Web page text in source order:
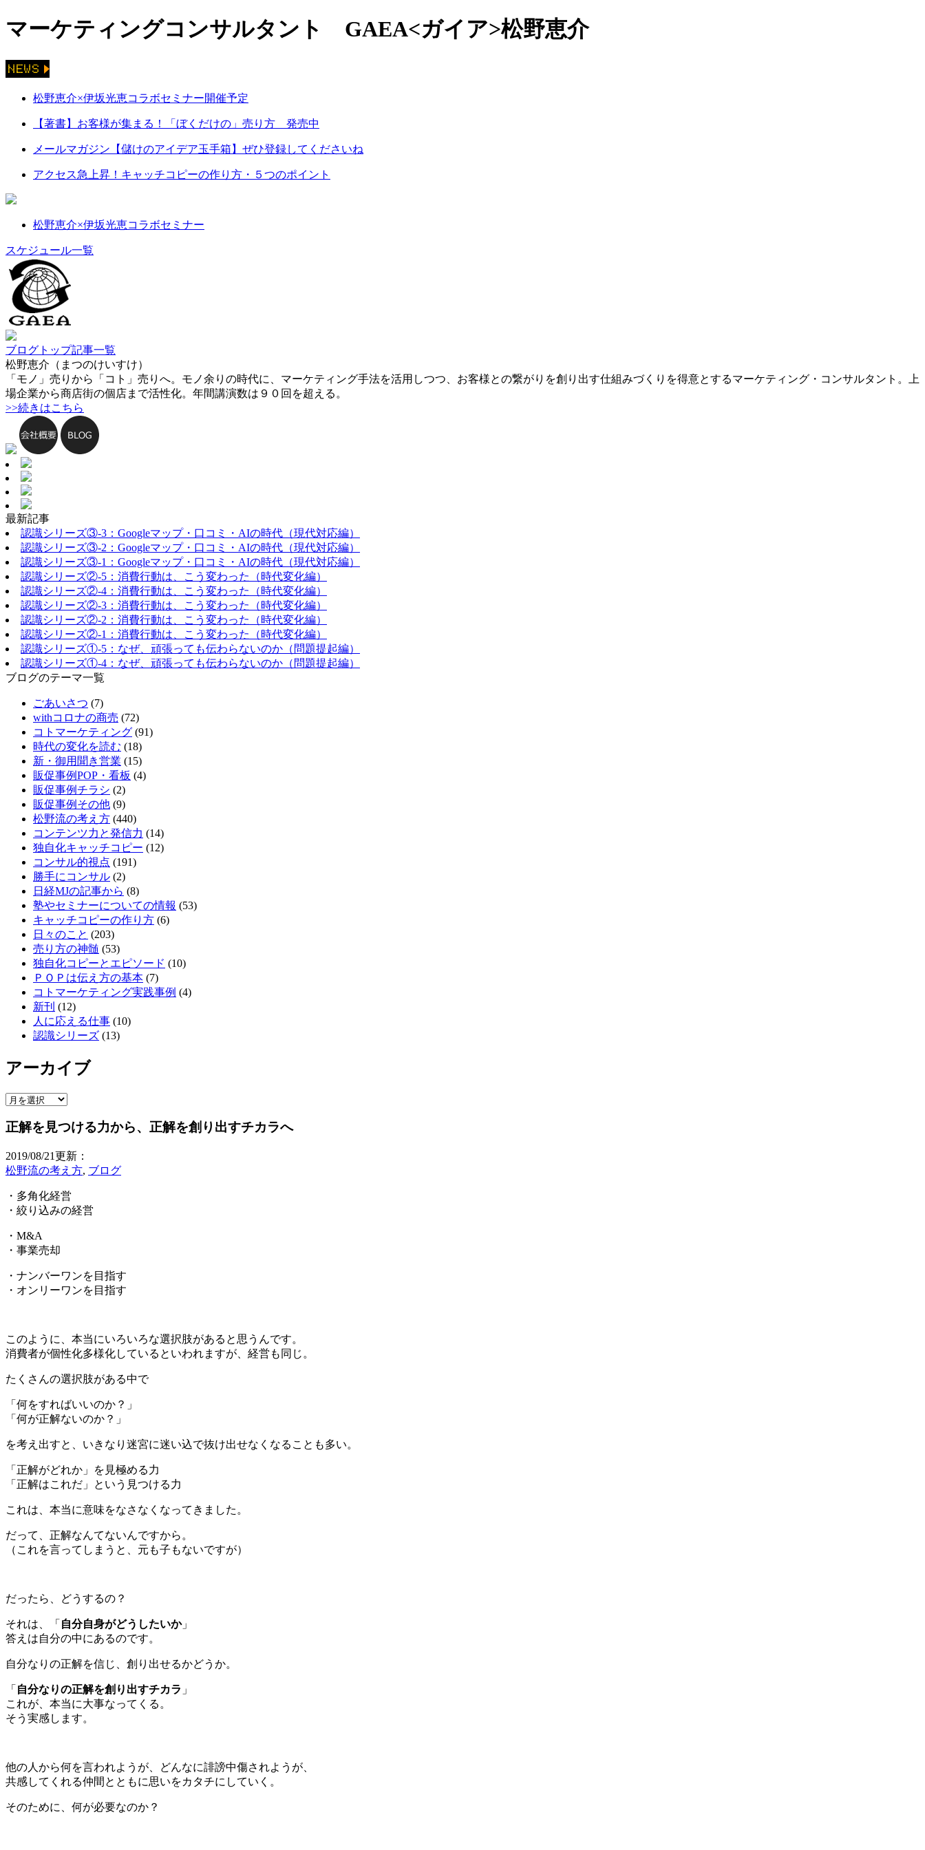
マーケティングコンサルタント GAEA<ガイア>松野恵介
松野恵介×伊坂光恵コラボセミナー開催予定
【著書】お客様が集まる！「ぼくだけの」売り方 発売中
メールマガジン【儲けのアイデア玉手箱】ぜひ登録してくださいね
アクセス急上昇！キャッチコピーの作り方・５つのポイント
松野恵介×伊坂光恵コラボセミナー
スケジュール一覧
ブログトップ記事一覧
松野恵介（まつのけいすけ）
「モノ」売りから「コト」売りへ。モノ余りの時代に、マーケティング手法を活用しつつ、お客様との繋がりを創り出す仕組みづくりを得意とするマーケティング・コンサルタント。上
場企業から商店街の個店まで活性化。年間講演数は９０回を超える。
>>続きはこちら
最新記事
認識シリーズ③-3：Googleマップ・口コミ・AIの時代（現代対応編）
認識シリーズ③-2：Googleマップ・口コミ・AIの時代（現代対応編）
認識シリーズ③-1：Googleマップ・口コミ・AIの時代（現代対応編）
認識シリーズ②-5：消費行動は、こう変わった（時代変化編）
認識シリーズ②-4：消費行動は、こう変わった（時代変化編）
認識シリーズ②-3：消費行動は、こう変わった（時代変化編）
認識シリーズ②-2：消費行動は、こう変わった（時代変化編）
認識シリーズ②-1：消費行動は、こう変わった（時代変化編）
認識シリーズ①-5：なぜ、頑張っても伝わらないのか（問題提起編）
認識シリーズ①-4：なぜ、頑張っても伝わらないのか（問題提起編）
ブログのテーマ一覧
ごあいさつ (7)
withコロナの商売 (72)
コトマーケティング (91)
時代の変化を読む (18)
新・御用聞き営業 (15)
販促事例POP・看板 (4)
販促事例チラシ (2)
販促事例その他 (9)
松野流の考え方 (440)
コンテンツ力と発信力 (14)
独自化キャッチコピー (12)
コンサル的視点 (191)
勝手にコンサル (2)
日経MJの記事から (8)
塾やセミナーについての情報 (53)
キャッチコピーの作り方 (6)
日々のこと (203)
売り方の神髄 (53)
独自化コピーとエピソード (10)
ＰＯＰは伝え方の基本 (7)
コトマーケティング実践事例 (4)
新刊 (12)
人に応える仕事 (10)
認識シリーズ (13)
アーカイブ
ア
カ
ブ
正解を見つける力から、正解を創り出すチカラへ
2019/08/21更新：
松野流の考え方, ブログ
・多角化経営
・絞り込みの経営
・M&A
・事業売却
・ナンバーワンを目指す
・オンリーワンを目指す
このように、本当にいろいろな選択肢があると思うんです。
消費者が個性化多様化しているといわれますが、経営も同じ。
たくさんの選択肢がある中で
「何をすればいいのか？」
「何が正解ないのか？」
を考え出すと、いきなり迷宮に迷い込で抜け出せなくなることも多い。
「正解がどれか」を見極める力
「正解はこれだ」という見つける力
これは、本当に意味をなさなくなってきました。
だって、正解なんてないんですから。
（これを言ってしまうと、元も子もないですが）
だったら、どうするの？
それは、「 自分自身がどうしたいか」
答えは自分の中にあるのです。
自分なりの正解を信じ、創り出せるかどうか。
「 自分なりの正解を創り出すチカラ 」
これが、本当に大事なってくる。
そう実感します。
他の人から何を言われようが、どんなに誹謗中傷されようが、
共感してくれる仲間とともに思いをカタチにしていく。
そのために、何が必要なのか？